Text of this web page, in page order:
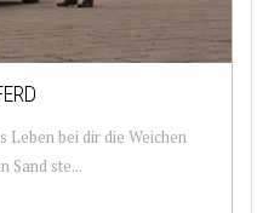
Leben bei dir die Weichen
Sand ste...